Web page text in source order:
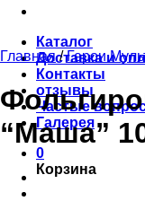
Каталог
Доставка и
Контакты
отзывы
Частые
Галерея
0
Корзина
Главная / Герои
“Маша”